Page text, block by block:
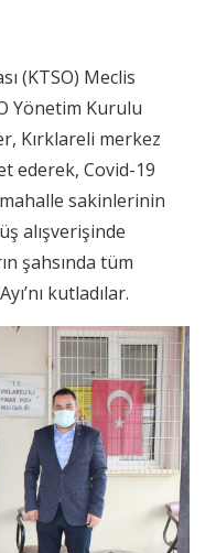
(KTSO) Meclis
Yönetim Kurulu
Kırklareli merkez
ederek, Covid-19
sakinlerinin
alışverişinde
şahsında tüm
kutladılar.